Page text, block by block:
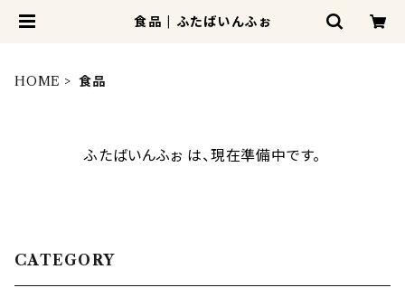
食品 | ふたばいんふぉ
HOME 食品
ふたばいんふぉ は、現在準備中です。
CATEGORY